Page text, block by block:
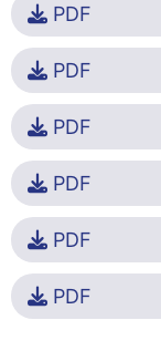
PDF
PDF
PDF
PDF
PDF
PDF